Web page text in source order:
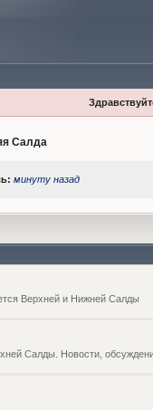
Салда
минуту назад
Верхней и Нижней Салды
Салды. Новости,